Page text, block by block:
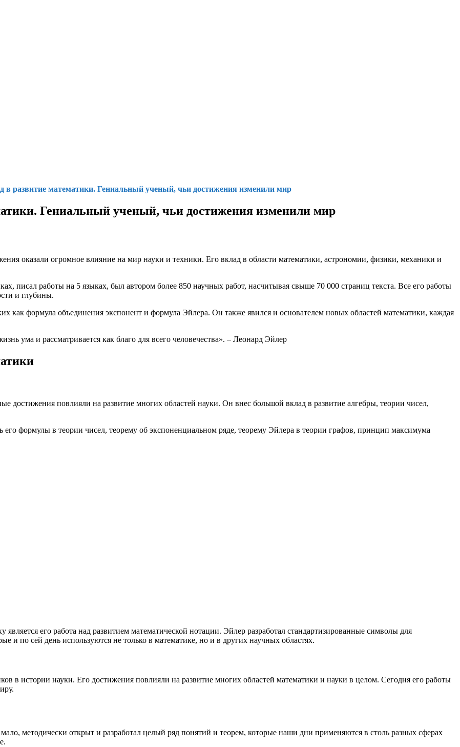
в развитие математики. Гениальный ученый, чьи достижения изменили мир
Гениальный ученый, чьи достижения изменили мир
оказали огромное влияние на мир науки и техники. Его вклад в области математики, астрономии, физики, механики и
писал работы на 5 языках, был автором более 850 научных работ, насчитывая свыше 70 000 страниц текста. Все его работы
и глубины.
как формула объединения экспонент и формула Эйлера. Он также явился и основателем новых областей математики, каждая
ума и рассматривается как благо для всего человечества». – Леонард Эйлер
повлияли на развитие многих областей науки. Он внес большой вклад в развитие алгебры, теории чисел,
формулы в теории чисел, теорему об экспоненциальном ряде, теорему Эйлера в теории графов, принцип максимума
его работа над развитием математической нотации. Эйлер разработал стандартизированные символы для
и по сей день используются не только в математике, но и в других научных областях.
в истории науки. Его достижения повлияли на развитие многих областей математики и науки в целом. Сегодня его работы
методически открыт и разработал целый ряд понятий и теорем, которые наши дни применяются в столь разных сферах